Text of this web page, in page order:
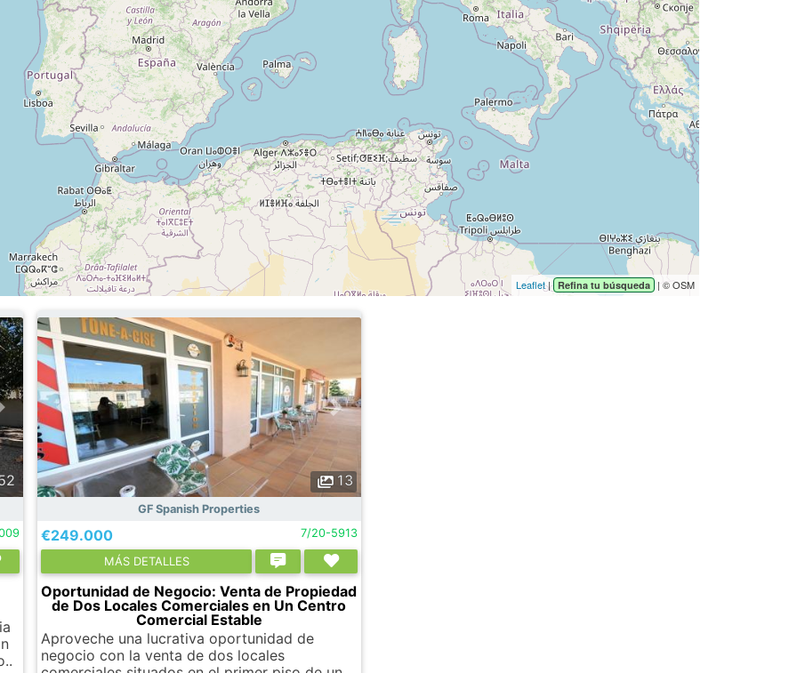
Leaflet| Refina tu búsqueda | © OSM
13
GF Spanish Properties
€249.000 7/20-5913
МÁS DETALLES
Oportunidad de Negocio: Venta de Propiedad
de Dos Locales Comerciales en Un Centro
Comercial Estable
Aproveche una lucrativa oportunidad de
negocio con la venta de dos locales